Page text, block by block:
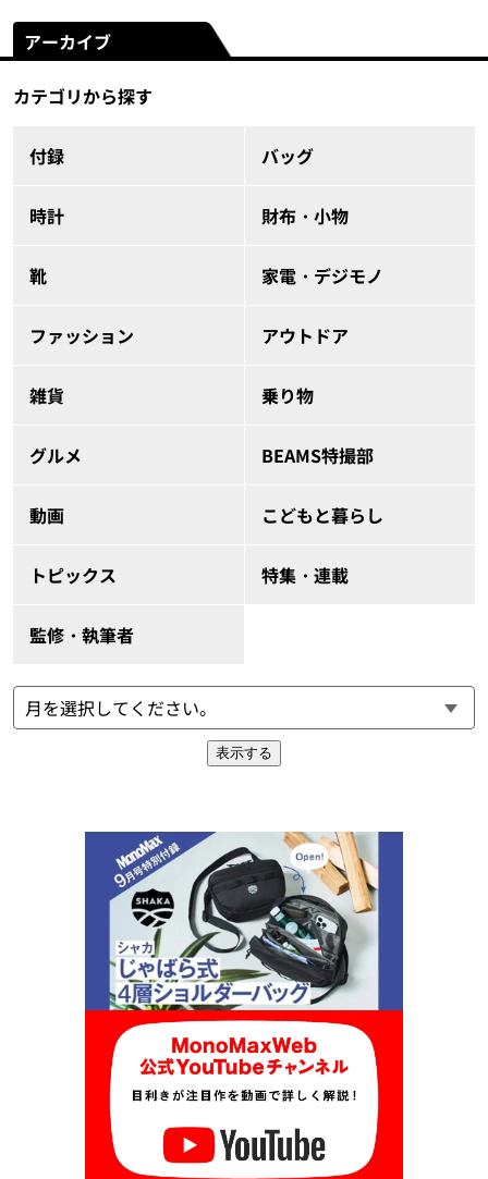
アーカイブ
カテゴリから探す
付録 バッグ
時計 財布・小物
靴 家電・デジモノ
ファッション アウトドア
雑貨 乗り物
グルメ BEAMS特撮部
動画 こどもと暮らし
トピックス 特集・連載
監修・執筆者
表示する